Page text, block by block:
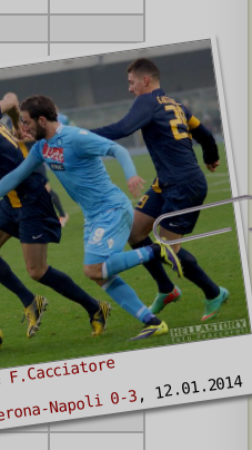
F.Cacciatore
Napoli 0-3, 12.01.2014